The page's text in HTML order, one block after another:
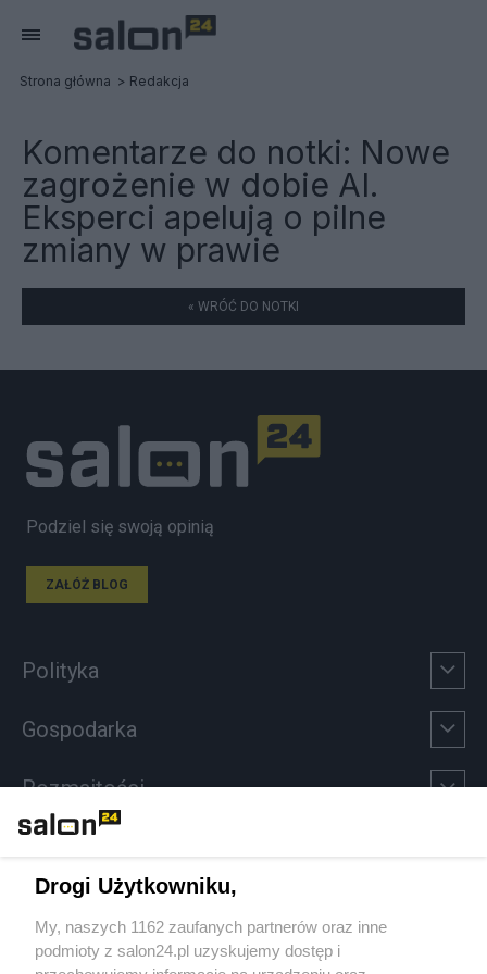
Strona główna Redakcja
Komentarze do notki: Nowe
zagrożenie w dobie AI.
Eksperci apelują o pilne
zmiany w prawie
« WRÓĆ DO NOTKI
Podziel się swoją opinią
ZAŁÓŻ BLOG
Polityka
Gospodarka
Rozmaitości
Sport
Społeczeństwo
Drogi Użytkowniku,
My, naszych 1162 zaufanych partnerów oraz inne
podmioty z salon24.pl uzyskujemy dostęp i